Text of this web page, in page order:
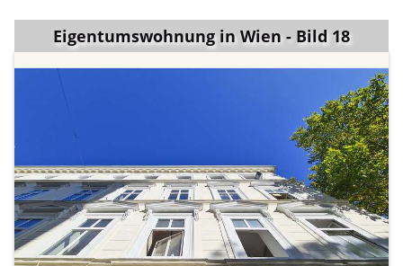
Eigentumswohnung in Wien - Bild 18